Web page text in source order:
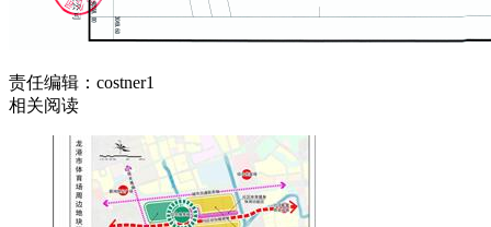
责任编辑：costner1
相关阅读